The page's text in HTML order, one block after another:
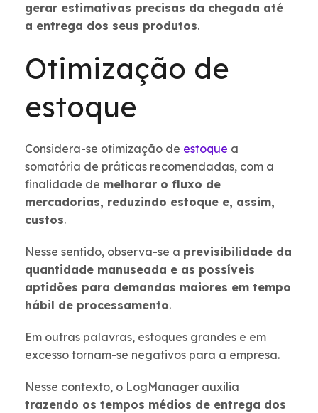
gerar estimativas precisas da chegada até
a entrega dos seus produtos.
Otimização de
estoque
Considera-se otimização de estoque a
somatória de práticas recomendadas, com a
finalidade de melhorar o fluxo de
mercadorias, reduzindo estoque e, assim,
custos.
Nesse sentido, observa-se a previsibilidade da
quantidade manuseada e as possíveis
aptidões para demandas maiores em tempo
hábil de processamento.
Em outras palavras, estoques grandes e em
excesso tornam-se negativos para a empresa.
Nesse contexto, o LogManager auxilia
trazendo os tempos médios de entrega dos